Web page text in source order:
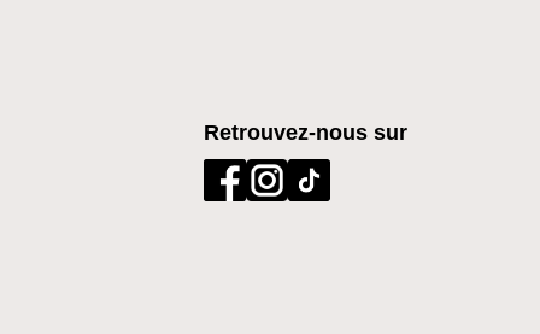
Retrouvez-nous sur